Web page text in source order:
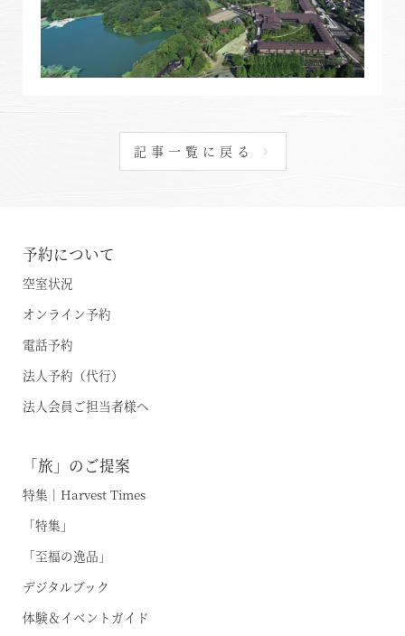
「旅」のご提案
特集｜Harvest Times
デジタルブック
イベント・ツアー
体験｜エクスペリエンス
スタッフブログ｜ただいま日和
SAVE HARVEST PROJECT
最新のお知らせ
施設情報
宿泊プラン一覧
関東エリア
伊東
浜名湖
甲信エリア
山中湖マウント富士
斑尾
旧軽井沢 / 旧軽井沢アネックス
軽井沢
蓼科
蓼科アネックス
記事一覧に戻る
空室状況のご確認はこちら
※ご利用には「 My Harvest 」へのログインが必要です
予約について
空室状況
オンライン予約
電話予約
法人予約（代行）
法人会員ご担当者様へ
「旅」のご提案
特集｜Harvest Times
「特集」
「至福の逸品」
デジタルブック
体験＆イベントガイド